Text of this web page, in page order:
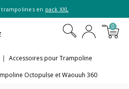
trampolines en pack XXL
0
Accessoires pour Trampoline
Octopulse et Waouuh 360